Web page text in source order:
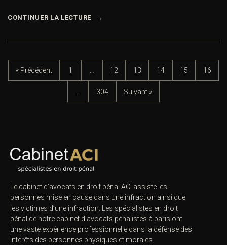
CONTINUER LA LECTURE
« Précédent 1 12 13 14 15 16
304 Suivant »
Le cabinet d’avocats en droit pénal ACI assiste les
personnes mise en cause dans une infraction ainsi que
les victimes d’une infraction. Les spécialistes en droit
pénal de notre cabinet d’avocats pénalistes à paris ont
une vaste expérience professionnelle dans la défense des
intérêts des personnes physiques et morales.